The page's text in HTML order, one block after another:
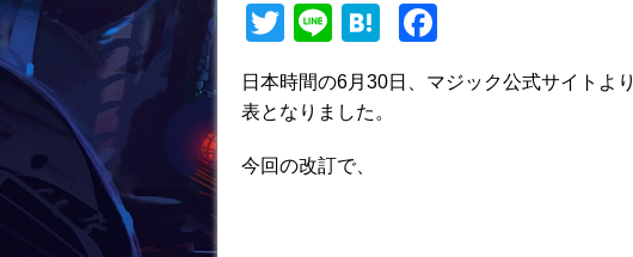
T
w
itt
Li
e
H
e
c
日本時間の6月30日、マジック公式サイトより
表となりました。
今回の改訂で、